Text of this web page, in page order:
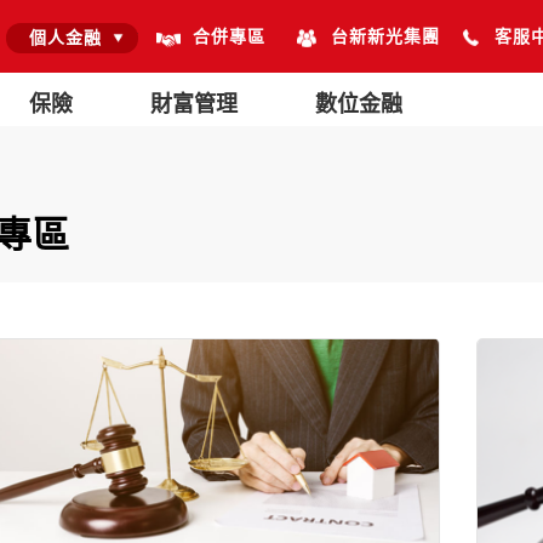
保險 財富管理 數位金融
個人金融 合併專區 台新新光集團 客服
區